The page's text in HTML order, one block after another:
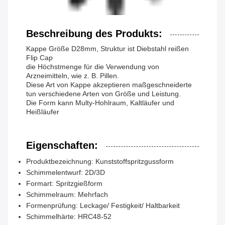
Beschreibung des Produkts:
Kappe Größe D28mm, Struktur ist Diebstahl reißen
Flip Cap
die Höchstmenge für die Verwendung von
Arzneimitteln, wie z. B. Pillen.
Diese Art von Kappe akzeptieren maßgeschneiderte
tun verschiedene Arten von Größe und Leistung.
Die Form kann Multy-Hohlraum, Kaltläufer und
Heißläufer
Eigenschaften:
Produktbezeichnung: Kunststoffspritzgussform
Schimmelentwurf: 2D/3D
Formart: Spritzgießform
Schimmelraum: Mehrfach
Formenprüfung: Leckage/ Festigkeit/ Haltbarkeit
Schimmelhärte: HRC48-52